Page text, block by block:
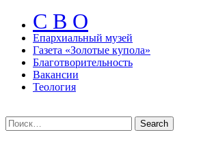
С В О
Епархиальный музeй
Газета «Золотые купола»
Благотворительность
Вакансии
Теология